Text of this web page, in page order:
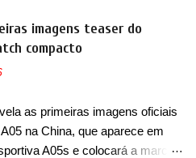
imagens teaser do
compacto
as primeiras imagens oficiais
na China, que aparece em
A05s e colocará a marca